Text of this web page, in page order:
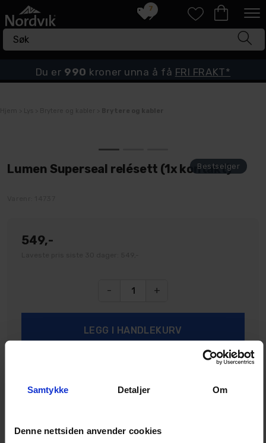
Samtykke Detaljer Om
Denne nettsiden anvender cookies
7
Du er 990 kroner unna å få FRI FRAKT*
Lumen Superseal relésett (1x kontakt)
549,-
- +